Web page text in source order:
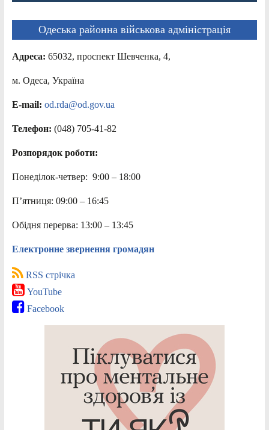
Одеська районна військова адміністрація
Адреса: 65032, проспект Шевченка, 4,
м. Одеса, Україна
E-mail: od.rda@od.gov.ua
Телефон: (048) 705-41-82
Розпорядок роботи:
Понеділок-четвер: 9:00 – 18:00
П’ятниця: 09:00 – 16:45
Обідня перерва: 13:00 – 13:45
Електронне звернення громадян
RSS стрічка
YouTube
Facebook